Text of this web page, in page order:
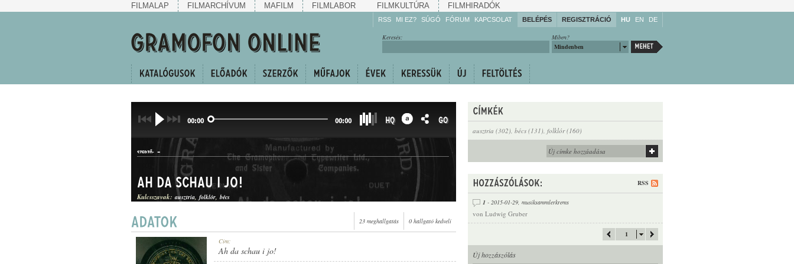
FILMALAP FILMARCHÍVUM MAFILM FILMLABOR FILMKULTÚRA FILMHIRADÓK
RSS MI EZ? SÚGÓ
Gyarapítsa!
FÓRUM KAPCSOLAT BELÉPÉS REGISZTRÁCIÓ HU EN DE
Miben?
Mindenben
Keresés:
ausztria (302), bécs (131), folklór (160)
RSS
1 - 2015-01-29, musiksammlerkrems
von Ludwig Gruber
1
Új hozzászólás
00:00 00:00 HQ GO
SZERZŐ: -
BÉCSI DAL
Ah da schau i jo!
Kulcsszavak: ausztria folklór bécs
23 meghallgatás 0 hallgató kedveli
Cím:
Ah da schau i jo!